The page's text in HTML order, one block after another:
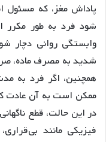
پاداش مغز، که مسئول
شود فرد به طور مکرر
وابستگی روانی دچار
شدید به مصرف ماده،
همچنین، اگر فرد به
ممکن است به آن عادت
در این حالت، قطع
فیزیکی مانند